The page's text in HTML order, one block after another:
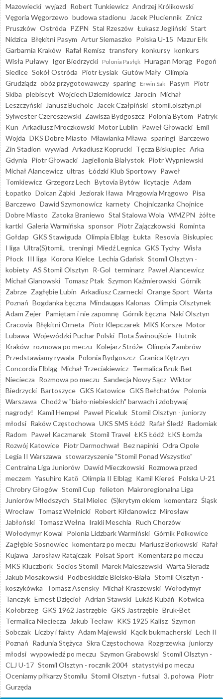
Mazowiecki wyjazd Robert Tunkiewicz Andrzej Królikowski
Vęgoria Węgorzewo budowa stadionu Jacek Płuciennik Znicz
Pruszków Ostróda PZPN Stal Rzeszów Łukasz Jegliński Start
Nidzica Błękitni Pasym Artur Siemaszko Polska U-15 Mazur Ełk
Garbarnia Kraków Rafał Remisz transfery konkursy konkurs
Wisła Puławy Igor Biedrzycki Polonia Pasłęk Huragan Morąg Pogoń
Siedlce Sokół Ostróda Piotr Łysiak Gutów Mały Olimpia
Grudziądz obóz przygotowawczy sparing Erwin Sak Pasym Piotr
Skiba plebiscyt Wojciech Dziemidowicz Jarocin Michał
Leszczyński
Janusz Bucholc Jacek Czałpiński stomil.olsztyn.pl
Sylwester Czereszewski Zawisza Bydgoszcz Polonia Bytom Patryk
Kun Arkadiusz Mroczkowski Motor Lublin Paweł Głowacki Emil
Wojda DKS Dobre Miasto Mławianka Mława sparingi Barczewo
Zin Stadion wywiad Arkadiusz Koprucki Tęcza Biskupiec Arka
Gdynia Piotr Głowacki Jagiellonia Białystok Piotr Wypniewski
Michał Alancewicz ultras Łódzki Klub Sportowy Paweł
Tomkiewicz Grzegorz Lech Bytovia Bytów licytacje Adam
Łopatko Dolcan Ząbki Jeziorak Iława Mrągowia Mrągowo Pisa
Barczewo Dawid Szymonowicz karnety Chojniczanka Chojnice
Dobre Miasto Zatoka Braniewo Stal Stalowa Wola WMZPN żółte
kartki Galeria Warmińska sponsor Piotr Zajączkowski Rominta
Gołdap GKS Stawiguda Olimpia Elbląg Łukta Resovia Biskupiec
I liga Ultra(S)tomiL treningi Miedź Legnica GKS Tychy Wisła
Płock III liga Korona Kielce Lechia Gdańsk Stomil Olsztyn -
kobiety AS Stomil Olsztyn R-Gol terminarz Paweł Alancewicz
Michał Glanowski Tomasz Ptak Szymon Kaźmierowski Górnik
Zabrze Zagłębie Lubin Arkadiusz Czarnecki Orange Sport Warta
Poznań Bogdanka Łęczna Mindaugas Kalonas Olimpia Olsztynek
Adam Zejer Pamiętam i nie zapomnę Górnik Łęczna Naki Olsztyn
Cracovia Błękitni Orneta Piotr Klepczarek MKS Korsze Motor
Lubawa Wojewódzki Puchar Polski Flota Świnoujście Hutnik
Kraków rozmowa po meczu Kolejarz Stróże Olimpia Zambrów
Przedstawiamy rywala Polonia Bydgoszcz Granica Kętrzyn
Concordia Elbląg Michał Trzeciakiewicz Termalica Bruk-Bet
Nieciecza Rozmowa po meczu Sandecja Nowy Sącz Wiktor
Biedrzycki Bartoszyce GKS Katowice GKS Bełchatów Polonia
Warszawa Chodź w "biało-niebieskich" barwach i zdobywaj
nagrody!
Kamil Hempel Paweł Piceluk Stomil Olsztyn - juniorzy
młodsi Raków Częstochowa UKS SMS Łódź Rafał Śledź Radomiak
Radom Paweł Kaczmarek Stomil Travel ŁKS Łódź ŁKS Łomża
Rozwój Katowice Piotr Darmochwał Bez napinki Odra Opole
Legia II Warszawa stowarzyszenie "Stomil Ponad Wszystko"
Centralna Liga Juniorów Dawid Mieczkowski Rozmowa przed
meczem Yasuhiro Katō Olimpia II Elbląg Kamil Kiereś Polska U-21
Chrobry Głogów Stomil Cup felieton Makroregionalna Liga
Juniorów Młodszych Stal Mielec (S)krytym okiem komentarz Śląsk
Wrocław Tomasz Wełnicki Robert Kiłdanowicz Mirosław
Jabłoński Tomasz Wełna Irakli Meschia Ruch Chorzów
Wołodymyr Kowal Polonia Lidzbark Warmiński Górnik Polkowice
Zagłębie Sosnowiec komentarz po meczu Mariusz Borkowski Rafał
Kujawa
Jarosław Ratajczak Polsat Sport Komentarz po meczu
MKS Kluczbork Socios Stomil Marek Maleszewski Warta Sieradz
Jakub Mosakowski Podbeskidzie Bielsko-Biała Stomil Olsztyn -
koszykówka Tomasz Asensky Michał Kraszewski Wołodymyr
Tanczyk Ernest Dzięcioł Adrian Stawski Lukáš Kubáň Kotwica
Kołobrzeg GKS 1962 Jastrzębie GKS Jastrzębie Bruk-Bet
Termalica Nieciecza
Jakub Tecław KKS 1925 Kalisz Szymon
Sobczak Liczby i fakty Adam Majewski Kącik bukmacherski Lech II
Poznań Radunia Stężyca Skra Częstochowa Rozgrzewka juniorzy
młodsi wypowiedź po meczu Szymon Grabowski Stomil Olsztyn -
CLJ U-17 Stomil Olsztyn - rocznik 2004 statystyki po meczu
Oceniamy piłkarzy Stomilu Stomil Olsztyn - futsal 3. połowa Piotr
Gurzęda